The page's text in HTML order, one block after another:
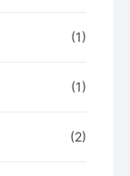
(1)
(1)
(2)